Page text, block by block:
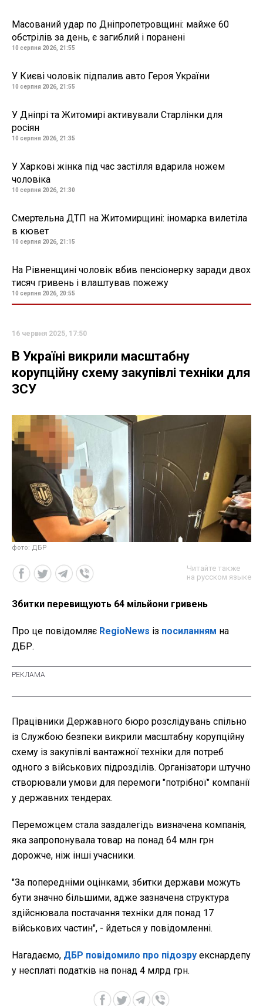
Масований удар по Дніпропетровщині: майже 60
обстрілів за день, є загиблий і поранені
10 серпня 2026, 21:55
У Києві чоловік підпалив авто Героя України
10 серпня 2026, 21:55
У Дніпрі та Житомирі активували Старлінки для
росіян
10 серпня 2026, 21:35
У Харкові жінка під час застілля вдарила ножем
чоловіка
10 серпня 2026, 21:30
Смертельна ДТП на Житомирщині: іномарка вилетіла
в кювет
10 серпня 2026, 21:15
На Рівненщині чоловік вбив пенсіонерку заради двох
тисяч гривень і влаштував пожежу
10 серпня 2026, 20:55
16 червня 2025, 17:50
В Україні викрили масштабну
корупційну схему закупівлі техніки для
ЗСУ
фото: ДБР
Читайте также
на русском языке
Збитки перевищують 64 мільйони гривень
Про це повідомляє RegioNews із посиланням на
ДБР.
Працівники Державного бюро розслідувань спільно
із Службою безпеки викрили масштабну корупційну
схему із закупівлі вантажної техніки для потреб
одного з військових підрозділів. Організатори штучно
створювали умови для перемоги "потрібної" компанії
у державних тендерах.
Переможцем стала заздалегідь визначена компанія,
яка запропонувала товар на понад 64 млн грн
дорожче, ніж інші учасники.
"За попередніми оцінками, збитки держави можуть
бути значно більшими, адже зазначена структура
здійснювала постачання техніки для понад 17
військових частин", - йдеться у повідомленні.
Нагадаємо, ДБР повідомило про підозру екснардепу
у несплаті податків на понад 4 млрд грн.